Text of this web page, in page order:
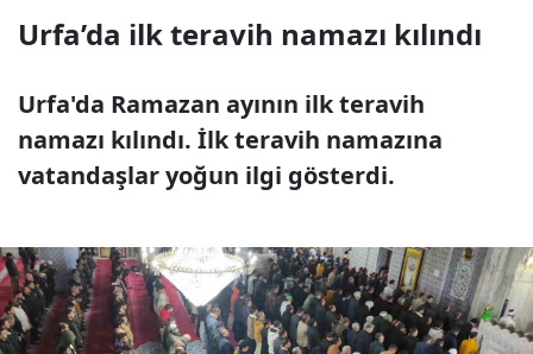
Urfa’da ilk teravih namazı kılındı
Urfa'da Ramazan ayının ilk teravih
namazı kılındı. İlk teravih namazına
vatandaşlar yoğun ilgi gösterdi.